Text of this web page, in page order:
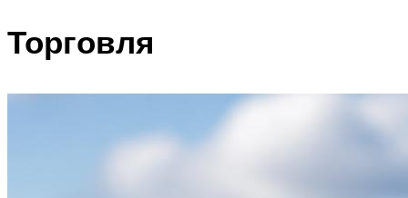
Торговля